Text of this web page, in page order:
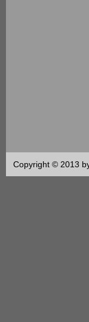
Copyright © 2013